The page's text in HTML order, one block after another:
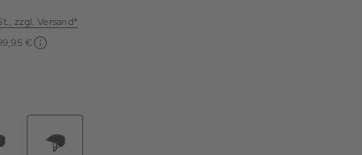
zzgl. Versand*
€